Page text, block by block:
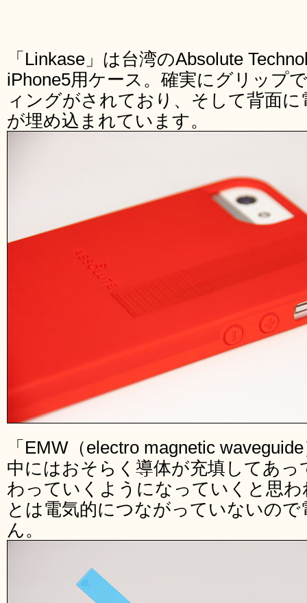
「Linkase」は台湾のAbsolute
iPhone5用ケース。確実にグリップ
ィングがされており、そして背面
が埋め込まれています。
「EMW（electro magnetic
中にはおそらく導体が充填してあっ
わっていくようになっていくと思
とは電気的につながっていないの
ん。